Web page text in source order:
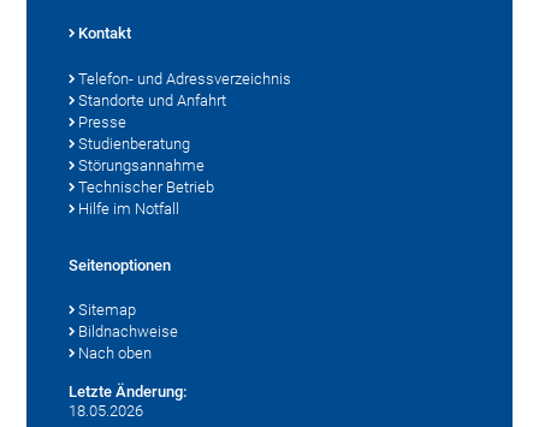
Kontakt
Telefon- und Adressverzeichnis
Standorte und Anfahrt
Presse
Studienberatung
Störungsannahme
Technischer Betrieb
Hilfe im Notfall
Seitenoptionen
Sitemap
Bildnachweise
Nach oben
Letzte Änderung:
18.05.2026